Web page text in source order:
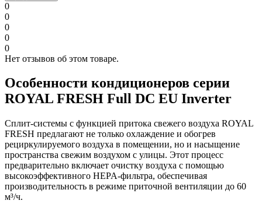
0
0
0
0
0
Нет отзывов об этом товаре.
Особенности кондиционеров серии
ROYAL FRESH Full DC EU Inverter
Сплит-системы с функцией притока свежего воздуха ROYAL
FRESH предлагают не только охлаждение и обогрев
рециркулируемого воздуха в помещении, но и насыщение
пространства свежим воздухом с улицы. Этот процесс
предварительно включает очистку воздуха с помощью
высокоэффективного HEPA-фильтра, обеспечивая
производительность в режиме приточной вентиляции до 60
м³/ч.